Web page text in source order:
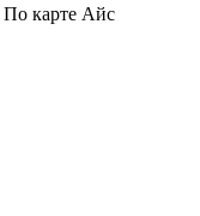
По карте Айс